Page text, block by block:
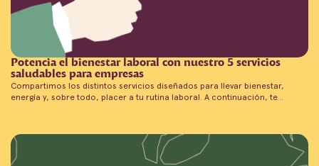
Potencia el bienestar laboral con nuestro 5 servicios
saludables para empresas
Compartimos los distintos servicios diseñados para llevar bienestar,
energía y, sobre todo, placer a tu rutina laboral. A continuación, te…